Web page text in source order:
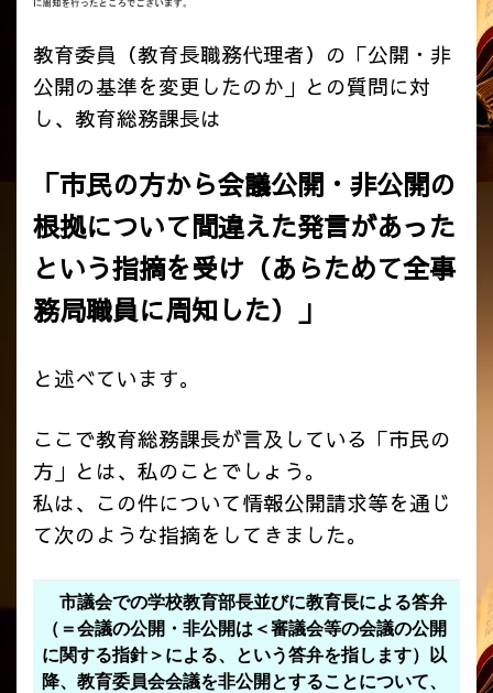
教育委員（教育長職務代理者）の「公開・非
公開の基準を変更したのか」との質問に対
し、教育総務課長は
「市民の方から会議公開・非公開の
根拠について間違えた発言があった
という指摘を受け（あらためて全事
務局職員に周知した）」
と述べています。
ここで教育総務課長が言及している「市民の
方」とは、私のことでしょう。
私は、この件について情報公開請求等を通じ
て次のような指摘をしてきました。
市議会での学校教育部長並びに教育長による答弁
（＝会議の公開・非公開は＜審議会等の会議の公開
に関する指針＞による、という答弁を指します）以
降、教育委員会会議を非公開とすることについて、